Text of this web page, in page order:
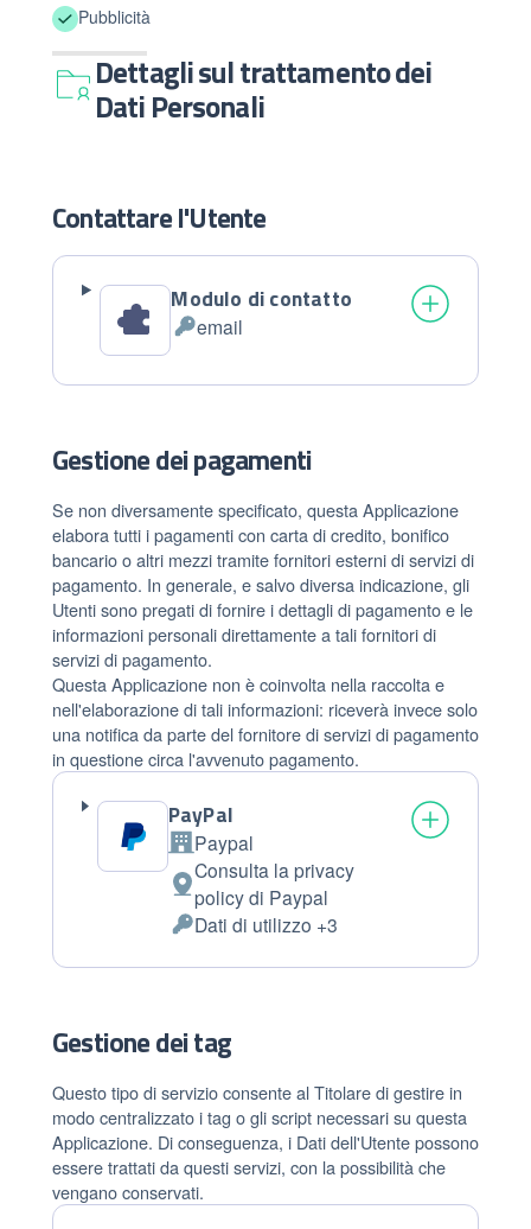
Pubblicità
Dettagli sul trattamento dei
Dati Personali
Contattare l'Utente
Modulo di contatto
Dati
trattati:
email
Gestione dei pagamenti
Se non diversamente specificato, questa Applicazione
elabora tutti i pagamenti con carta di credito, bonifico
bancario o altri mezzi tramite fornitori esterni di servizi di
pagamento. In generale, e salvo diversa indicazione, gli
Utenti sono pregati di fornire i dettagli di pagamento e le
informazioni personali direttamente a tali fornitori di
servizi di pagamento.
Questa Applicazione non è coinvolta nella raccolta e
nell'elaborazione di tali informazioni: riceverà invece solo
una notifica da parte del fornitore di servizi di pagamento
in questione circa l'avvenuto pagamento.
PayPal
Azienda:
Paypal
Luogo
del
Consulta la privacy
policy di Paypal
Dati
Personali
Dati di utilizzo +3
Gestione dei tag
Questo tipo di servizio consente al Titolare di gestire in
modo centralizzato i tag o gli script necessari su questa
Applicazione. Di conseguenza, i Dati dell'Utente possono
essere trattati da questi servizi, con la possibilità che
vengano conservati.